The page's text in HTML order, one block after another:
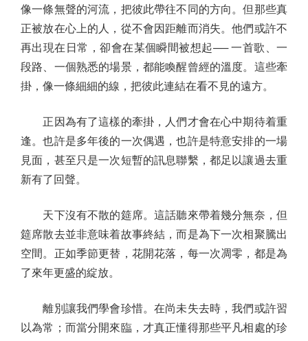
像一條無聲的河流，把彼此帶往不同的方向。但那些真
正被放在心上的人，從不會因距離而消失。他們或許不
再出現在日常，卻會在某個瞬間被想起── 一首歌、一
段路、一個熟悉的場景，都能喚醒曾經的溫度。這些牽
掛，像一條細細的線，把彼此連結在看不見的遠方。
正因為有了這樣的牽掛，人們才會在心中期待着重
逢。也許是多年後的一次偶遇，也許是特意安排的一場
見面，甚至只是一次短暫的訊息聯繫，都足以讓過去重
新有了回聲。
天下沒有不散的筵席。這話聽來帶着幾分無奈，但
筵席散去並非意味着故事終結，而是為下一次相聚騰出
空間。正如季節更替，花開花落，每一次凋零，都是為
了來年更盛的綻放。
離別讓我們學會珍惜。在尚未失去時，我們或許習
以為常；而當分開來臨，才真正懂得那些平凡相處的珍